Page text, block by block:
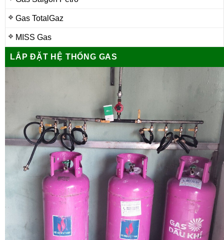
Gas TotalGaz
MISS Gas
LẮP ĐẶT HỆ THỐNG GAS